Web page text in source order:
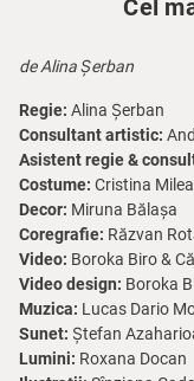
Cel
de Alina Șerban
Regie: Alina Șerban
Consultant artistic:
Asistent regie &
Costume: Cristina Milea
Decor: Miruna Bălașa
Coregrafie: Răzvan
Video: Boroka Biro &
Video design: Boroka
Muzica: Lucas Dario
Sunet: Ștefan
Lumini: Roxana Docan